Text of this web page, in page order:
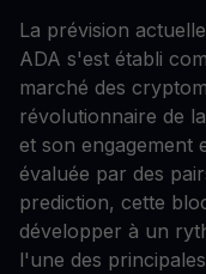
La prévision
ADA s'est établi
marché des
révolutionnaire de
et son engagement
évaluée par des
prediction, cette
développer à un
l'une des